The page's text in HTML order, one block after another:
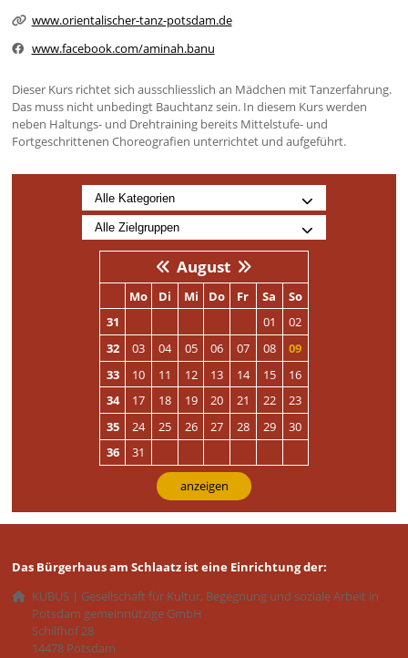
www.orientalischer-tanz-potsdam.de
www.facebook.com/aminah.banu
Dieser Kurs richtet sich ausschliesslich an Mädchen mit Tanzerfahrung.
Das muss nicht unbedingt Bauchtanz sein. In diesem Kurs werden
neben Haltungs- und Drehtraining bereits Mittelstufe- und
Fortgeschrittenen Choreografien unterrichtet und aufgeführt.
August
Mo Di Mi Do Fr Sa
So
31
01
02
32
03 04 05 06 07 08
09
33
10 11 12 13 14 15
16
34
17 18 19 20 21 22
23
35
24 25 26 27 28 29
30
36
31
anzeigen
Das Bürgerhaus am Schlaatz ist eine Einrichtung der:
KUBUS | Gesellschaft für Kultur, Begegnung und soziale Arbeit in
Potsdam gemeinnützige GmbH
Schilfhof 28
14478 Potsdam